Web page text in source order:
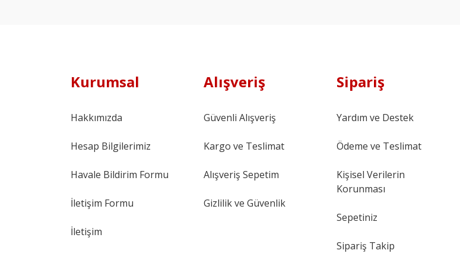
Kurumsal
Hakkımızda
Hesap Bilgilerimiz
Havale Bildirim Formu
İletişim Formu
İletişim
Alışveriş
Güvenli Alışveriş
Kargo ve Teslimat
Alışveriş Sepetim
Gizlilik ve Güvenlik
Sipariş
Yardım ve Destek
Ödeme ve Teslimat
Kişisel Verilerin
Korunması
Sepetiniz
Sipariş Takip